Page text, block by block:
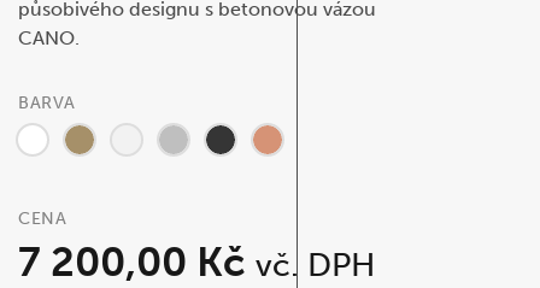
působivého designu s betonovou vázou
CANO.
BARVA
CENA
7 200,00 Kč vč. DPH